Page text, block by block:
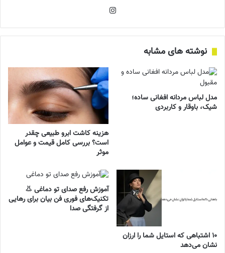
نوشته های مشابه
مدل لباس مردانه افغانی ساده؛
شیک، باوقار و کاربردی
هزینه کاشت ابرو طبیعی چقدر
است؟ بررسی کامل قیمت و عوامل
موثر
۱۰ اشتباهی که استایل شما را ارزان
نشان می‌دهد
آموزش رفع صدای تو دماغی 👃
تکنیک‌های فوری فن بیان برای رهایی
از گرفتگی صدا